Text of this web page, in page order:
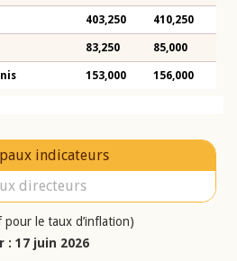
403,250 410,250
83,250 85,000
153,000 156,000
indicateurs
directeurs
le taux d’inflation)
: 17 juin 2026